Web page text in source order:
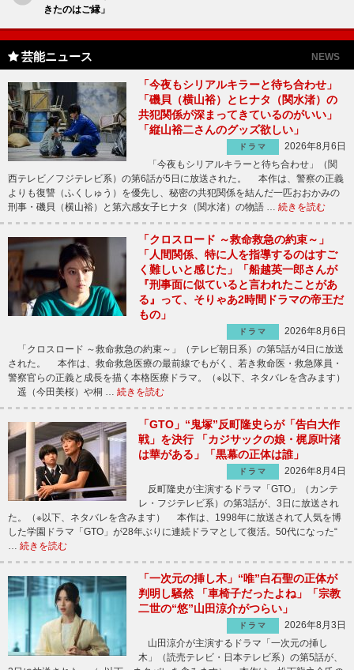
きたのはご縁」
芸能ニュース NEWS
「今夜もシリアルキラーと待ち合わせ」
「磯貝（横山裕）とヒナタ（関水渚）の
共犯関係が深まってきているのがいい」
「縦山裕二さんのグッズ欲しい」
ドラマ
2026年8月6日
「今夜もシリアルキラーと待ち合わせ」（関
西テレビ／フジテレビ系）の第6話が5日に放送された。 本作は、警察の正義
よりも復讐（ふくしゅう）を優先し、秘密の共犯関係を結んだ一匹おおかみの
刑事・磯貝（横山裕）と第六感女子ヒナタ（関水渚）の物語 … 続きを読む
「クロスロード ～救命救急の約束～」
「人間関係、特に人を指導するのはすご
く難しいと感じた」「船越英一郎さんが
『刑事面に似ていると言われたことがあ
る』って、そりゃあ2時間ドラマの帝王だ
もの」
ドラマ
2026年8月6日
「クロスロード ～救命救急の約束～」（テレビ朝日系）の第5話が4日に放送
された。 本作は、救命救急医療の最前線でもがく、若き救命医・救急隊員・
警察官らの正義と成長を描く本格医療ドラマ。（※以下、ネタバレを含みます）
遥（今田美桜）や桐 … 続きを読む
「GTO」“鬼塚”反町隆史らが「告白大作
戦」を決行 「カジサックの娘・梶原叶渚
は華がある」「黒幕の正体は誰」
ドラマ
2026年8月4日
反町隆史が主演するドラマ「GTO」（カンテ
レ・フジテレビ系）の第3話が、3日に放送され
た。（※以下、ネタバレを含みます） 本作は、1998年に放送されて人気を博
した学園ドラマ「GTO」が28年ぶりに連続ドラマとして復活。50代になった“
… 続きを読む
「一次元の挿し木」“唯”白石聖の正体が
判明し騒然 「車椅子だったよね」「宗教
二世の“悠”山田涼介がつらい」
ドラマ
2026年8月3日
山田涼介が主演するドラマ「一次元の挿し
木」（読売テレビ・日本テレビ系）の第5話が、